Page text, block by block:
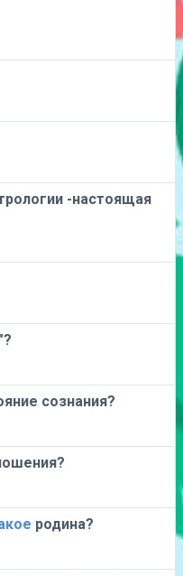
-настоящая
сознания?
родина?